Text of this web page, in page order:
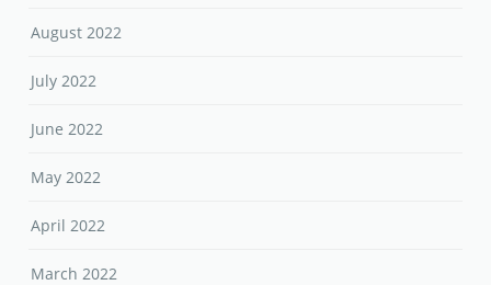
August 2022
July 2022
June 2022
May 2022
April 2022
March 2022